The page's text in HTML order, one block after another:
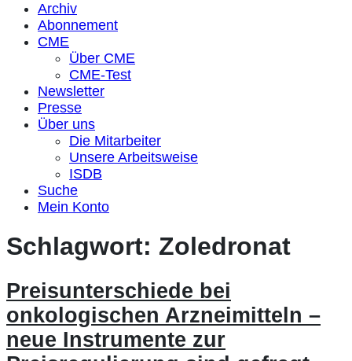
Archiv
Abonnement
CME
Über CME
CME-Test
Newsletter
Presse
Über uns
Die Mitarbeiter
Unsere Arbeitsweise
ISDB
Suche
Mein Konto
Schlagwort: Zoledronat
Preisunterschiede bei
onkologischen Arzneimitteln –
neue Instrumente zur